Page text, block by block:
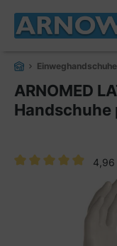
springen
Einweghandschuhe
ARNOMED
Handschuhe
Durchschnittliche
4,96
Bildergalerie